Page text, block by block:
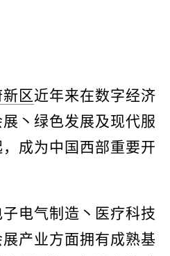
区近年来在数字经济
丶绿色发展及现代服
成为中国西部重要开
电气制造丶医疗科技
产业方面拥有成熟基